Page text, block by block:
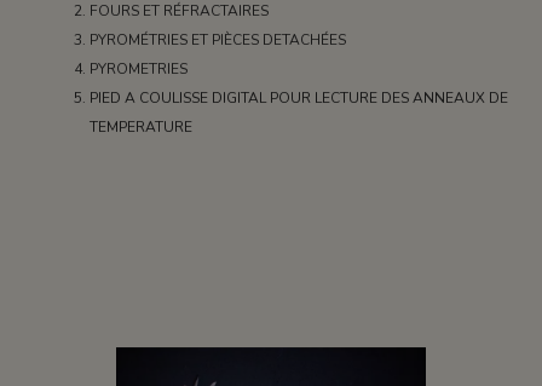
FOURS ET RÉFRACTAIRES
PYROMÉTRIES ET PIÈCES DETACHÉES
PYROMETRIES
PIED A COULISSE DIGITAL POUR LECTURE DES ANNEAUX DE
TEMPERATURE